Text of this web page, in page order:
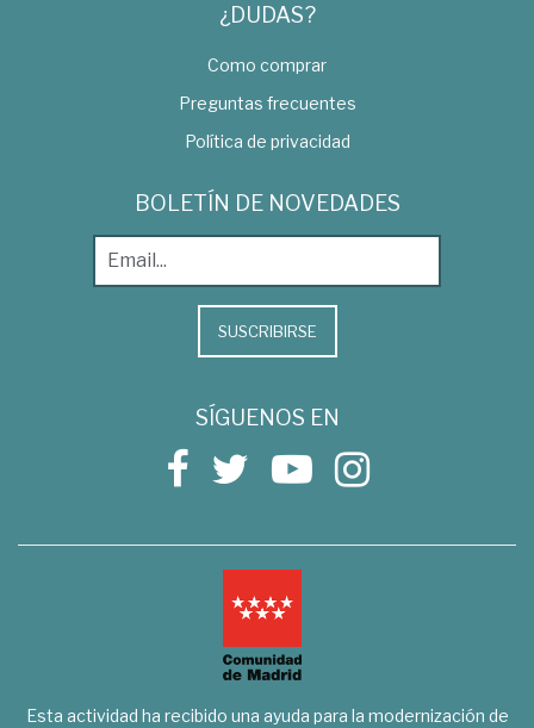
¿DUDAS?
Como comprar
Preguntas frecuentes
Política de privacidad
BOLETÍN DE NOVEDADES
SUSCRIBIRSE
SÍGUENOS EN
Esta actividad ha recibido una ayuda para la modernización de